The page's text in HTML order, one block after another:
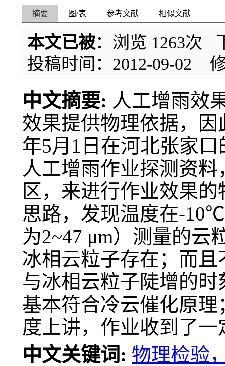
摘要 图/表 参考文献 相似文献
本文已被：浏览 1263次
投稿时间：2012-09-02
中文摘要: 人工增雨效
效果提供物理依据，
年5月1日在河北张家
人工增雨作业探测资
区，来进行作业效果
思路，发现温度在-
为2~47 μm）测量的云
冰相云粒子存在；而
与冰相云粒子陡增的
基本符合冷云催化原
度上讲，作业收到了一
中文关键词: 物理检验